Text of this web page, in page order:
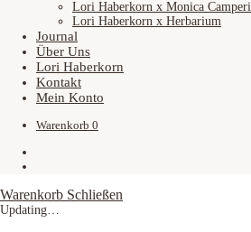
Lori Haberkorn x Monica Camperi
Lori Haberkorn x Herbarium
Journal
Über Uns
Lori Haberkorn
Kontakt
Mein Konto
Warenkorb 0
Warenkorb Schließen
Updating…